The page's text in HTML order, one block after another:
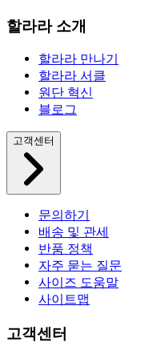
할라라 소개
할라라 만나기
할라라 서클
원단 혁신
블로그
고객센터
문의하기
배송 및 관세
반품 정책
자주 묻는 질문
사이즈 도움말
사이트맵
고객센터